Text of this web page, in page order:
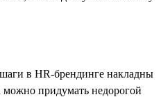
в HR-брендинге накладны
можно придумать недорогой